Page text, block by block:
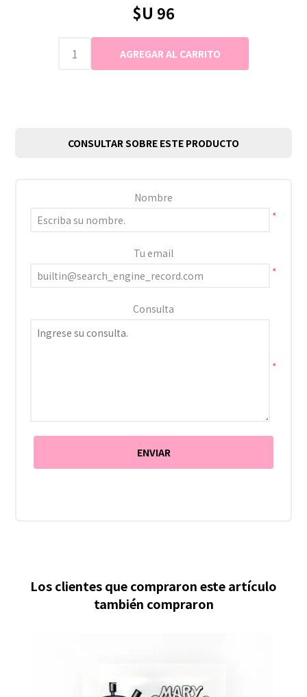
$U 96
CONSULTAR SOBRE ESTE PRODUCTO
Nombre
*
Tu email
*
Consulta
*
Los clientes que compraron este artículo
también compraron